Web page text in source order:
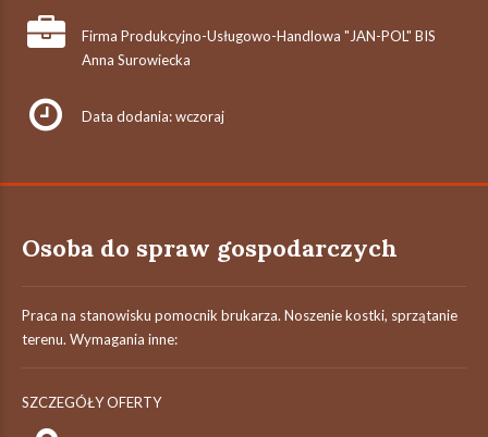
Firma Produkcyjno-Usługowo-Handlowa "JAN-POL" BIS
Anna Surowiecka
Data dodania: wczoraj
Osoba do spraw gospodarczych
Praca na stanowisku pomocnik brukarza. Noszenie kostki, sprzątanie
terenu. Wymagania inne:
SZCZEGÓŁY OFERTY